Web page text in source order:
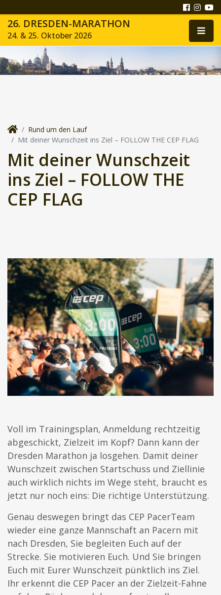
26. DRESDEN-MARATHON
24. & 25. Oktober 2026
Rund um den Lauf
Mit deiner Wunschzeit ins Ziel – FOLLOW THE CEP FLAG
Mit deiner Wunschzeit
ins Ziel – FOLLOW THE
CEP FLAG
Voll im Trainingsplan, Anmeldung rechtzeitig
abgeschickt, Zielzeit im Kopf? Dann kann der
Dresden Marathon ja losgehen. Damit deiner
Wunschzeit zwischen Startschuss und Ziellinie
auch wirklich nichts im Wege steht, braucht es
jetzt nur noch eins: Die richtige Unterstützung.
Genau deswegen bringt das CEP PacerTeam
wieder eine ganze Mannschaft an Pacern mit
nach Dresden, Sie begleiten Euch auf der
Strecke. Sie motivieren Euch. Und Sie bringen
Euch mit Eurer Wunschzeit pünktlich ins Ziel.
Ihr erkennt die CEP Pacer an der Zielzeit-Fahne